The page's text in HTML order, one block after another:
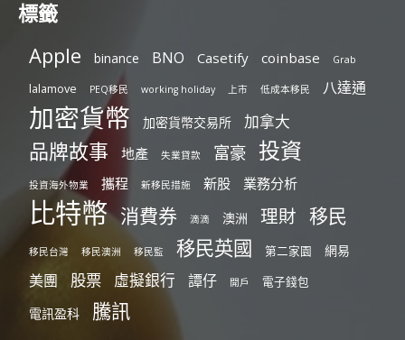
標籤
Apple binance BNO Casetify coinbase Grab
lalamove PEQ移民 working holiday 上市 低成本移民 八達通
加密貨幣 加密貨幣交易所 加拿大
品牌故事 地產 失業貸款 富豪 投資
投資海外物業 攜程 新移民措施 新股 業務分析
比特幣 消費券 滴滴 澳洲 理財 移民
移民台灣 移民澳洲 移民監 移民英國 第二家園 網易
美團 股票 虛擬銀行 譚仔 開戶 電子錢包
電訊盈科 騰訊